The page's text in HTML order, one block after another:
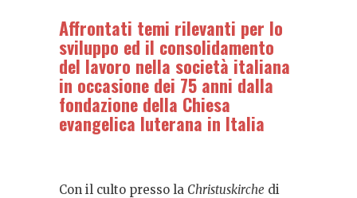
Affrontati temi rilevanti per lo
sviluppo ed il consolidamento
del lavoro nella società italiana
in occasione dei 75 anni dalla
fondazione della Chiesa
evangelica luterana in Italia
Con il culto presso la Christuskirche di